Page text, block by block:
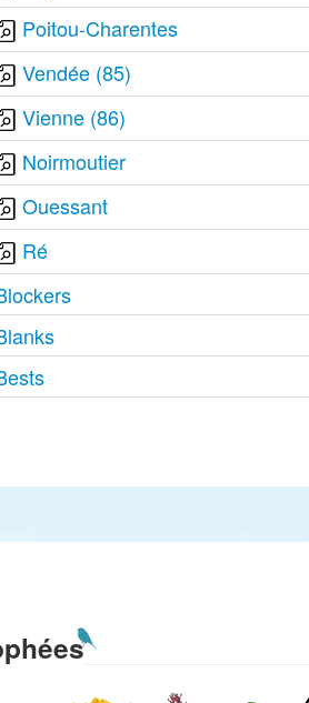
Poitou-Charentes
Vendée (85)
Vienne (86)
Noirmoutier
Ouessant
Ré